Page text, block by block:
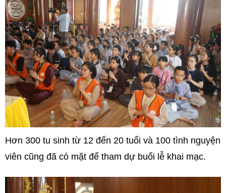
Hơn 300 tu sinh từ 12 đến 20 tuổi và 100 tình nguyện
viên cũng đã có mặt để tham dự buổi lễ khai mạc.